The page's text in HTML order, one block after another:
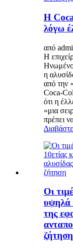
Η
λόγω
από
Η
Ηνωμένο
η
από την
Coca-
ότι η
«μια
πρέπει
Οι
υψηλά
της
ζήτηση